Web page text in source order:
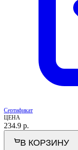
Сертификат
ЦЕНА
234.9 р.
В КОРЗИНУ